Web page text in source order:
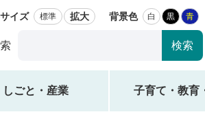
イズ 標準 拡大 背景色 白 黒 青
ス
タ
しごと・産業 子育て・教育